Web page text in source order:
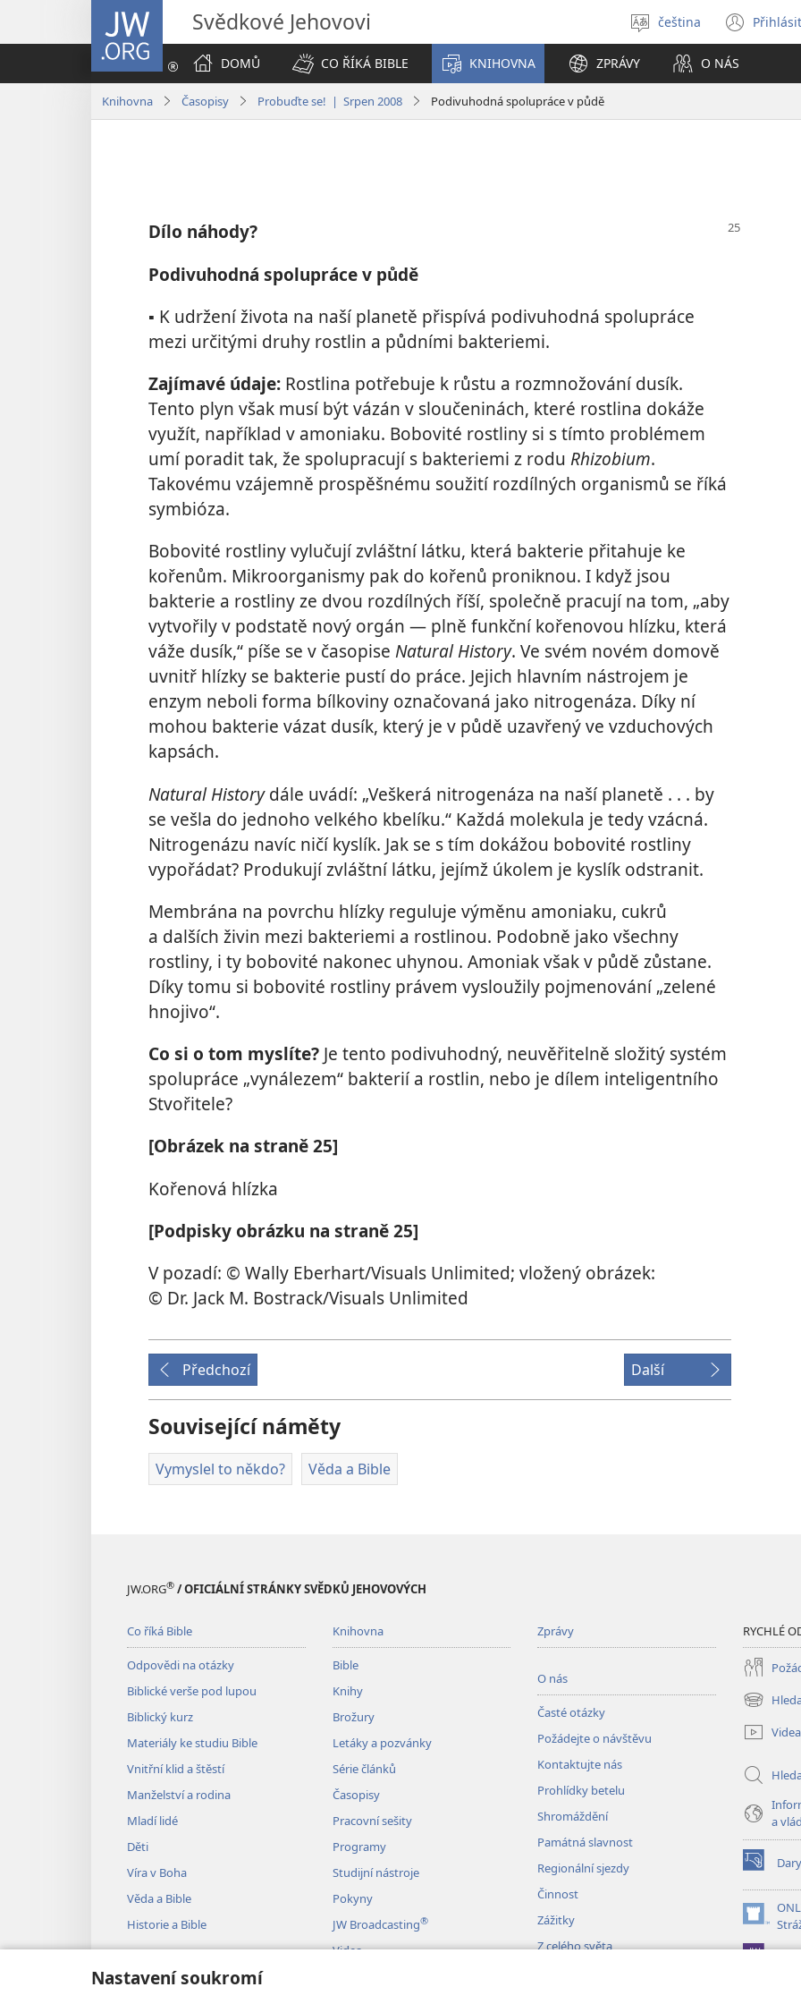
Nastavení soukromí
JW.ORG Svědkové Jehovovi
Vybrat
jazyk
čeština
nové
DOMŮ
CO ŘÍKÁ BIBLE KNIHOVNA ZPRÁVY O NÁS
Knihovna Časopisy Probuďte se! | Srpen 2008 Podivuhodná spolupráce v půdě
Dílo náhody?
Podivuhodná spolupráce v půdě
▪ K udržení života na naší planetě přispívá podivuhodná spolupráce
mezi určitými druhy rostlin a půdními bakteriemi.
Zajímavé údaje: Rostlina potřebuje k růstu a rozmnožování dusík.
Tento plyn však musí být vázán v sloučeninách, které rostlina dokáže
využít, například v amoniaku. Bobovité rostliny si s tímto problémem
umí poradit tak, že spolupracují s bakteriemi z rodu Rhizobium.
Takovému vzájemně prospěšnému soužití rozdílných organismů se říká
symbióza.
Bobovité rostliny vylučují zvláštní látku, která bakterie přitahuje ke
kořenům. Mikroorganismy pak do kořenů proniknou. I když jsou
bakterie a rostliny ze dvou rozdílných říší, společně pracují na tom, „aby
vytvořily v podstatě nový orgán — plně funkční kořenovou hlízku, která
váže dusík,“ píše se v časopise Natural History. Ve svém novém domově
uvnitř hlízky se bakterie pustí do práce. Jejich hlavním nástrojem je
enzym neboli forma bílkoviny označovaná jako nitrogenáza. Díky ní
mohou bakterie vázat dusík, který je v půdě uzavřený ve vzduchových
kapsách.
Natural Historydále uvádí: „Veškerá nitrogenáza na naší planetě . . . by
se vešla do jednoho velkého kbelíku.“ Každá molekula je tedy vzácná.
Nitrogenázu navíc ničí kyslík. Jak se s tím dokážou bobovité rostliny
vypořádat? Produkují zvláštní látku, jejímž úkolem je kyslík odstranit.
Membrána na povrchu hlízky reguluje výměnu amoniaku, cukrů
a dalších živin mezi bakteriemi a rostlinou. Podobně jako všechny
rostliny, i ty bobovité nakonec uhynou. Amoniak však v půdě zůstane.
Díky tomu si bobovité rostliny právem vysloužily pojmenování „zelené
hnojivo“.
Co si o tom myslíte? Je tento podivuhodný, neuvěřitelně složitý systém
spolupráce „vynálezem“ bakterií a rostlin, nebo je dílem inteligentního
Stvořitele?
[Obrázek na straně 25]
Kořenová hlízka
[Podpisky obrázku na straně 25]
V pozadí: © Wally Eberhart/Visuals Unlimited; vložený obrázek:
© Dr. Jack M. Bostrack/Visuals Unlimited
Předchozí Další
Související náměty
Vymyslel to někdo? Věda a Bible
JW.ORG® / OFICIÁLNÍ STRÁNKY SVĚDKŮ JEHOVOVÝCH
Co říká Bible
Odpovědi na otázky
Biblické verše pod lupou
Biblický kurz
Materiály ke studiu Bible
Vnitřní klid a štěstí
Manželství a rodina
Mladí lidé
Děti
Víra v Boha
Věda a Bible
Historie a Bible
Knihovna
Bible
Knihy
Brožury
Letáky a pozvánky
Série článků
Časopisy
Pracovní sešity
Programy
Studijní nástroje
Pokyny
JW Broadcasting®
Videa
Zprávy
O nás
Časté otázky
Požádejte o návštěvu
Kontaktujte nás
Prohlídky betelu
Shromáždění
Památná slavnost
Regionální sjezdy
Činnost
Zážitky
Z celého světa
RYCHLÉ
(otevřeno
nové
okno)
Videa
a
Dary
(otevřeno
nové
okno)
(otevřeno
nové